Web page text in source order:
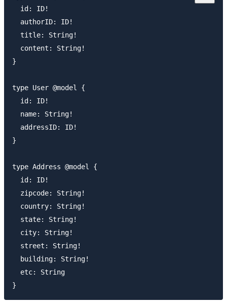
  id: ID!
  authorID: ID!
  title: String!
  content: String!
}
type User @model {
  id: ID!
  name: String!
  addressID: ID!
}
type Address @model {
  id: ID!
  zipcode: String!
  country: String!
  state: String!
  city: String!
  street: String!
  building: String!
  etc: String